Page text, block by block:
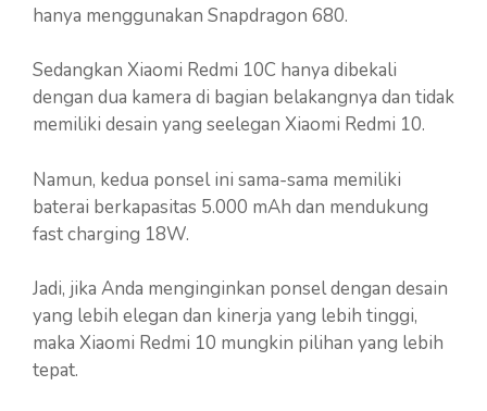
hanya menggunakan Snapdragon 680.
Sedangkan Xiaomi Redmi 10C hanya dibekali
dengan dua kamera di bagian belakangnya dan tidak
memiliki desain yang seelegan Xiaomi Redmi 10.
Namun, kedua ponsel ini sama-sama memiliki
baterai berkapasitas 5.000 mAh dan mendukung
fast charging 18W.
Jadi, jika Anda menginginkan ponsel dengan desain
yang lebih elegan dan kinerja yang lebih tinggi,
maka Xiaomi Redmi 10 mungkin pilihan yang lebih
tepat.